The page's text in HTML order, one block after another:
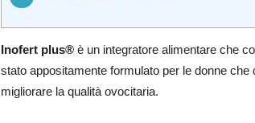
Inofert plus® è un integratore alimentare che
stato appositamente formulato per le donne
migliorare la qualità ovocitaria.